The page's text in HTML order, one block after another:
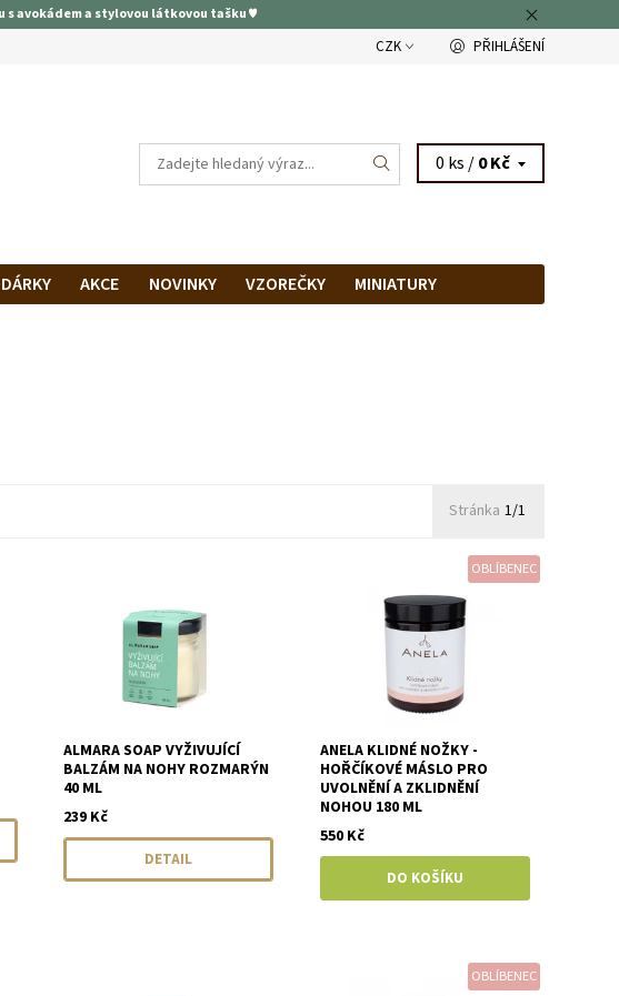
s avokádem a stylovou látkovou tašku ♥
CZK PŘIHLÁŠENÍ
0 ks /0 Kč
DÁRKY AKCE NOVINKY VZOREČKY
MINIATURY
Stránka 1/1
ALMARA SOAP VYŽIVUJÍCÍ
BALZÁM NA NOHY ROZMARÝN
40 ML
239 Kč
DETAIL
OBLÍBENEC
ANELA KLIDNÉ NOŽKY -
HOŘČÍKOVÉ MÁSLO PRO
UVOLNĚNÍ A ZKLIDNĚNÍ
NOHOU 180 ML
550 Kč
OBLÍBENEC